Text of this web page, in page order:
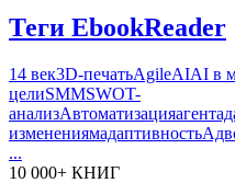
Теги EbookReader
14 век3D-печатьAgileAIAI в
целиSMMSWOT-
анализАвтоматизацияагент
изменениямадаптивность
...
10 000+ КНИГ